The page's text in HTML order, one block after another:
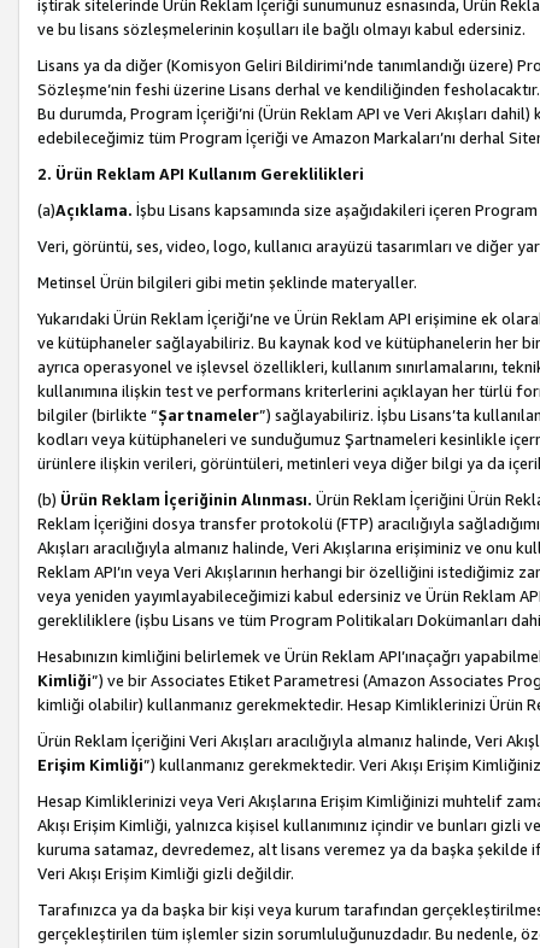
iştirak sitelerinde Ürün Reklam İçeriği sunumunuz esnasında, Ürün
ve bu lisans sözleşmelerinin koşulları ile bağlı olmayı kabul edersiniz.
Lisans ya da diğer (Komisyon Geliri Bildirimi’nde tanımlandığı üzere)
Sözleşme’nin feshi üzerine Lisans derhal ve kendiliğinden
Bu durumda, Program İçeriği’ni (Ürün Reklam API ve Veri Akışları
edebileceğimiz tüm Program İçeriği ve Amazon Markaları’nı derhal
2. Ürün Reklam API Kullanım Gereklilikleri
(a)Açıklama. İşbu Lisans kapsamında size aşağıdakileri içeren
Veri, görüntü, ses, video, logo, kullanıcı arayüzü tasarımları ve diğer
Metinsel Ürün bilgileri gibi metin şeklinde materyaller.
Yukarıdaki Ürün Reklam İçeriği’ne ve Ürün Reklam API erişimine ek
ve kütüphaneler sağlayabiliriz. Bu kaynak kod ve kütüphanelerin her
ayrıca operasyonel ve işlevsel özellikleri, kullanım sınırlamalarını,
kullanımına ilişkin test ve performans kriterlerini açıklayan her türlü
bilgiler (birlikte “Şartnameler”) sağlayabiliriz. İşbu Lisans’ta
kodları veya kütüphaneleri ve sunduğumuz Şartnameleri kesinlikle
ürünlere ilişkin verileri, görüntüleri, metinleri veya diğer bilgi ya da
(b) Ürün Reklam İçeriğinin Alınması. Ürün Reklam İçeriğini Ürün
Reklam İçeriğini dosya transfer protokolü (FTP) aracılığıyla
Akışları aracılığıyla almanız halinde, Veri Akışlarına erişiminiz ve onu
Reklam API’ın veya Veri Akışlarının herhangi bir özelliğini
veya yeniden yayımlayabileceğimizi kabul edersiniz ve Ürün Reklam
gerekliliklere (işbu Lisans ve tüm Program Politikaları Dokümanları
Hesabınızın kimliğini belirlemek ve Ürün Reklam API’ınaçağrı
Kimliği”) ve bir Associates Etiket Parametresi (Amazon Associates
kimliği olabilir) kullanmanız gerekmektedir. Hesap Kimliklerinizi Ürün
Ürün Reklam İçeriğini Veri Akışları aracılığıyla almanız halinde, Veri
Erişim Kimliği”) kullanmanız gerekmektedir. Veri Akışı Erişim
Hesap Kimliklerinizi veya Veri Akışlarına Erişim Kimliğinizi muhtelif
Akışı Erişim Kimliği, yalnızca kişisel kullanımınız içindir ve bunları
kuruma satamaz, devredemez, alt lisans veremez ya da başka şekilde
Veri Akışı Erişim Kimliği gizli değildir.
Tarafınızca ya da başka bir kişi veya kurum tarafından
gerçekleştirilen tüm işlemler sizin sorumluluğunuzdadır. Bu nedenle,